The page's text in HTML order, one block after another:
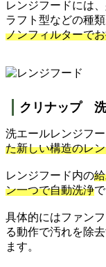
レンジフードには
ラフト型などの種
ノンフィルターで
クリナップ 洗
洗エールレンジフー
た新しい構造のレ
レンジフード内の
ン一つで自動洗浄
具体的にはファン
る動作で汚れを除
ます。